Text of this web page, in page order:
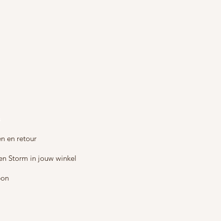
en retour
Storm in jouw winkel